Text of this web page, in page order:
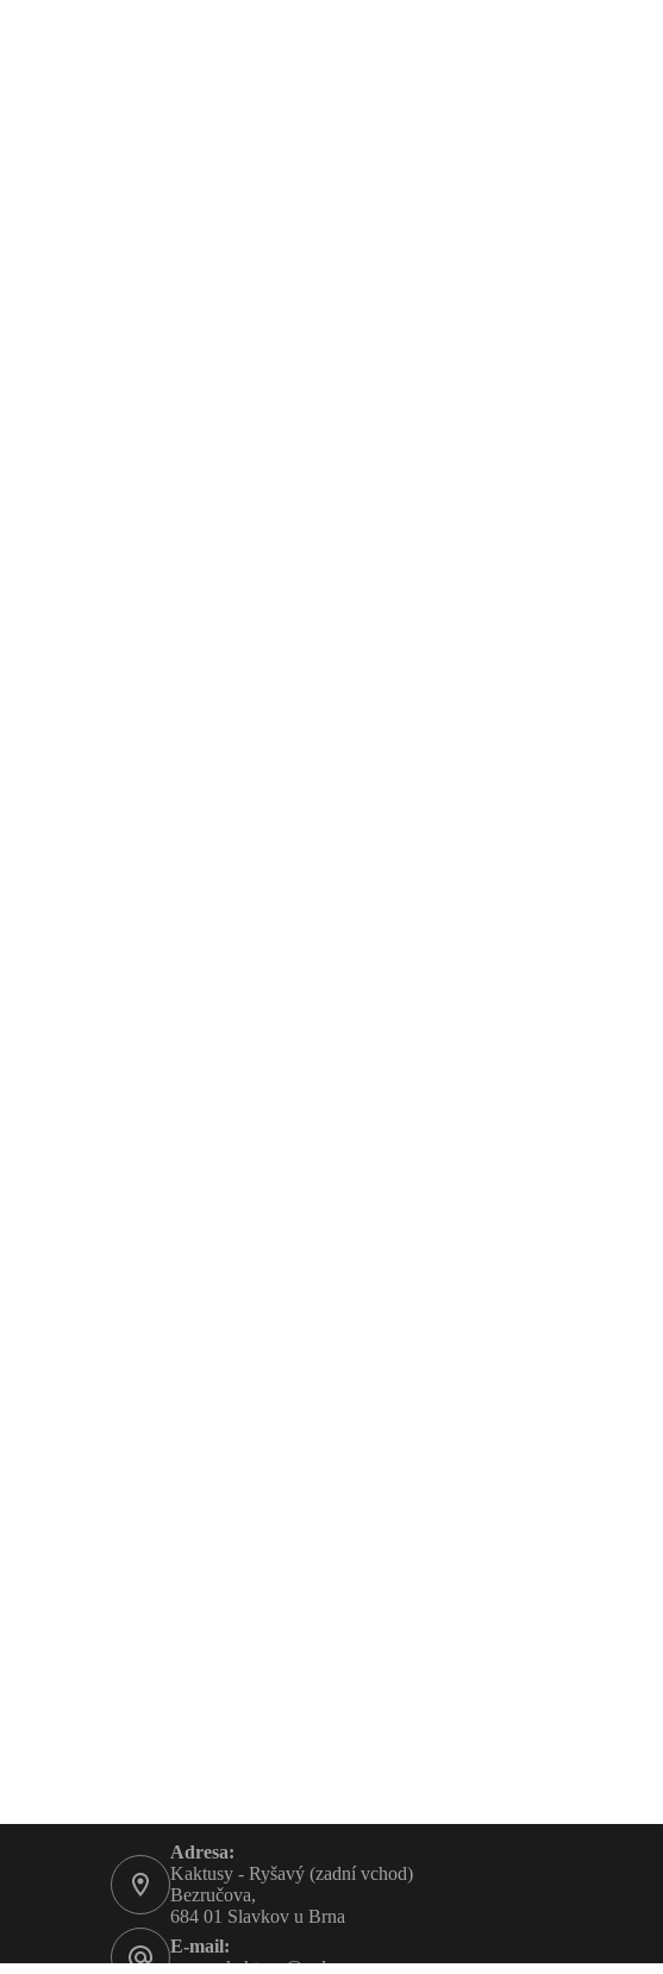
Adresa:
Kaktusy - Ryšavý (zadní vchod)
Bezručova,
684 01 Slavkov u Brna
E-mail:
rysavy-kaktusy@volny.cz